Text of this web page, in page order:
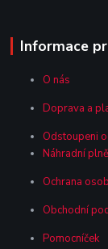
Informace
O nás
Doprava a
Odstoupeni
Náhradní
Ochrana
Obchodní
Pomocníček